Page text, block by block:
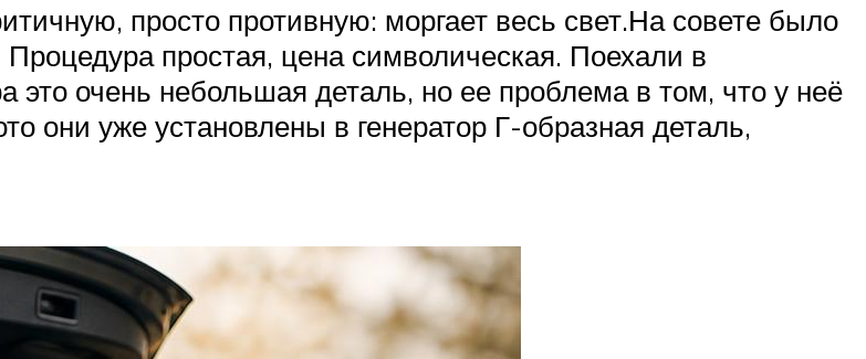
просто противную: моргает весь свет.На совете было
простая, цена символическая. Поехали в
это очень небольшая деталь, но ее проблема в том, что у неё
они уже установлены в генератор Г-образная деталь,